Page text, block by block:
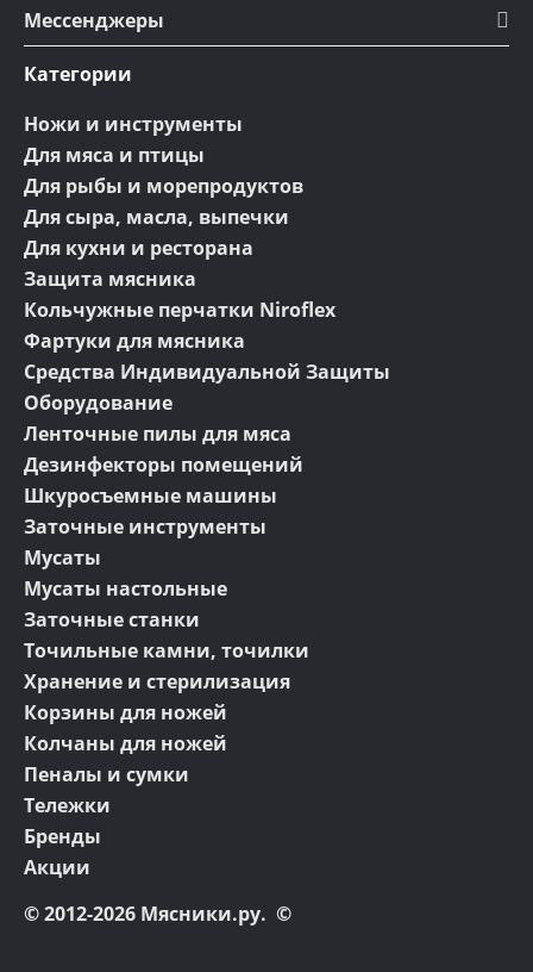
Мессенджеры
Категории
Ножи и инструменты
Для мяса и птицы
Для рыбы и морепродуктов
Для сыра, масла, выпечки
Для кухни и ресторана
Защита мясника
Кольчужные перчатки Niroflex
Фартуки для мясника
Средства Индивидуальной Защиты
Оборудование
Ленточные пилы для мяса
Дезинфекторы помещений
Шкуросъемные машины
Заточные инструменты
Мусаты
Мусаты настольные
Заточные станки
Точильные камни, точилки
Хранение и стерилизация
Корзины для ножей
Колчаны для ножей
Пеналы и сумки
Тележки
Бренды
Акции
© 2012-2026 Мясники.ру. ©